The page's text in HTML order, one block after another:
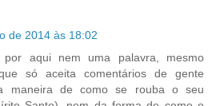
de 2014 às 18:02
aqui nem uma palavra, mesmo
só aceita comentários de gente
maneira de como se rouba o seu